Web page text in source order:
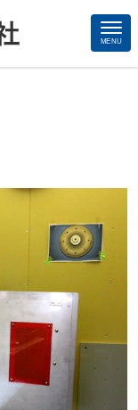
MENU